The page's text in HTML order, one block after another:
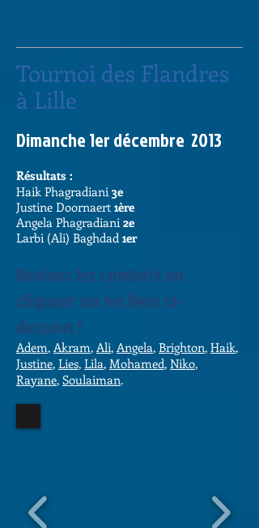
Tournoi des Flandres
à Lille
Dimanche 1er décembre 2013​
Résultats :
Haik Phagradiani 3e
Justine Doornaert 1ère
Angela Phagradiani 2e
Larbi (Ali) Baghdad 1er
Revivez les combats en
cliquant sur les liens ci-
dessous !
Adem, Akram, Ali, Angela, Brighton, Haik,
Justine, Lies, Lila, Mohamed, Niko,
Rayane, Soulaiman.